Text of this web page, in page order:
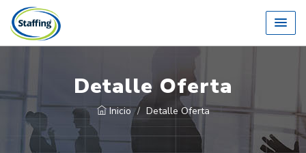
Detalle Oferta
Inicio Detalle Oferta